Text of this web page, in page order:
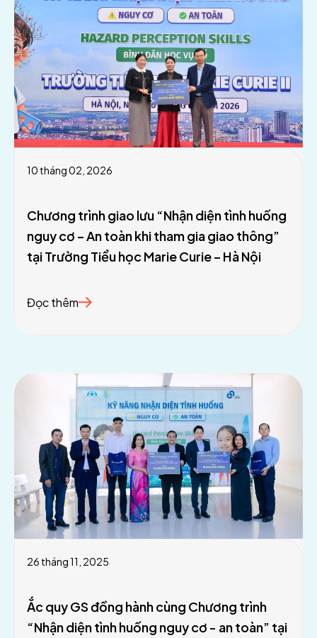
10 tháng 02, 2026
Chương trình giao lưu “Nhận diện tình huống
nguy cơ – An toàn khi tham gia giao thông”
tại Trường Tiểu học Marie Curie – Hà Nội
Đọc thêm
26 tháng 11, 2025
Ắc quy GS đồng hành cùng Chương trình
“Nhận diện tình huống nguy cơ - an toàn” tại